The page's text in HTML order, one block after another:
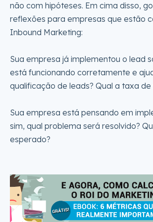
não com hipóteses. Em cima disso,
reflexões para empresas que estão
Inbound Marketing:
Sua empresa já implementou o lead
está funcionando corretamente e
qualificação de leads? Qual a taxa de
Sua empresa está pensando em
sim, qual problema será resolvido?
esperado?